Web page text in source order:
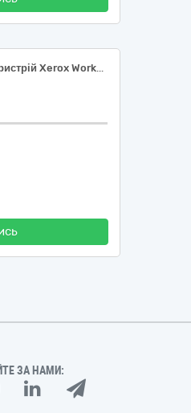
Багатофункціональний пристрій Xerox WorkCentre 3025BI (3025V_BI), 30230000-0 Комп'ютерне обладнання за ДК 021:2015 Єдиного закупівельного словника
ЗА НАМИ: